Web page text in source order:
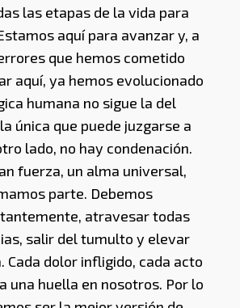
las etapas de la vida para
aquí para avanzar y, a
que hemos cometido
aquí, ya hemos evolucionado
humana no sigue la del
única que puede juzgarse a
lado, no hay condenación.
fuerza, un alma universal,
parte. Debemos
atravesar todas
salir del tumulto y elevar
Cada dolor infligido, cada acto
una huella en nosotros. Por lo